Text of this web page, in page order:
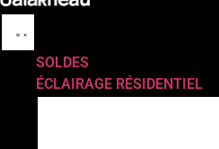
SOLDES
ÉCLAIRAGE RÉSIDENTIEL